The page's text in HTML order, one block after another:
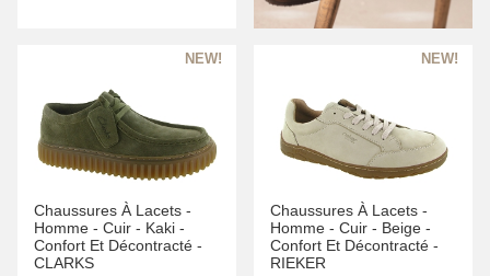
Chaussures À Lacets -
Homme - Cuir - Kaki -
Confort Et Décontracté -
CLARKS
Chaussures À Lacets -
Homme - Cuir - Beige -
Confort Et Décontracté -
RIEKER